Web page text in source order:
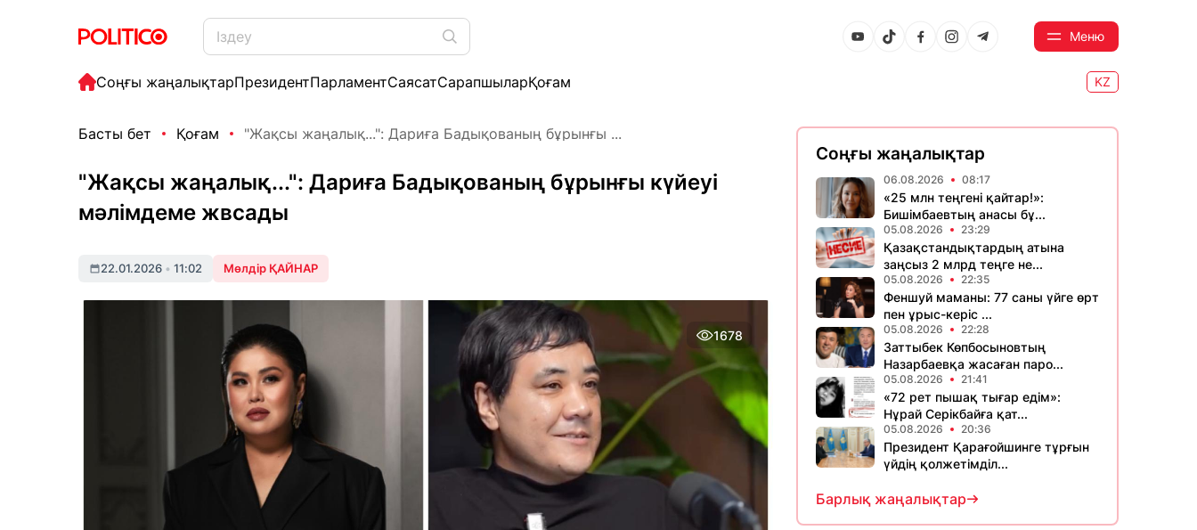
Меню
Соңғы жаңалықтарПрезидентПарламентСаясатСарапшыларҚоғам KZ
Басты бет Қоғам "Жақсы жаңалық...": Дариға Бадықованың бұрынғы ...
"Жақсы жаңалық...": Дариға Бадықованың бұрынғы күйеуі
мәлімдеме жвсады
22.01.2026 • 11:02 Мөлдір ҚАЙНАР
1678
Соңғы жаңалықтар
06.08.2026 08:17
«25 млн теңгені қайтар!»:
Бишімбаевтың анасы бұ...
05.08.2026 23:29
Қазақстандықтардың атына
заңсыз 2 млрд теңге не...
05.08.2026 22:35
Феншуй маманы: 77 саны үйге өрт
пен ұрыс-керіс ...
05.08.2026 22:28
Заттыбек Көпбосыновтың
Назарбаевқа жасаған паро...
05.08.2026 21:41
«72 рет пышақ тығар едім»:
Нұрай Серікбайға қат...
05.08.2026 20:36
Президент Қарағойшинге тұрғын
үйдің қолжетімділ...
Барлық жаңалықтар